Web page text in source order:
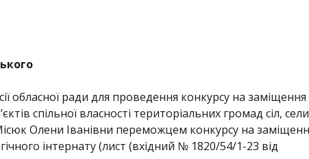
обласної ради для проведення конкурсу на
спільної власності територіальних громад сіл,
Олени Іванівни переможцем конкурсу на
інтернату (лист (вхідний № 1820/54/1-23 від